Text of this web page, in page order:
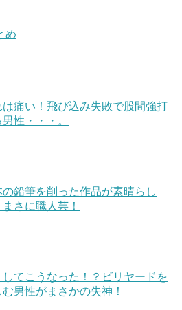
め
は痛い！飛び込み失敗で股間強打
性・・・。
の鉛筆を削った作品が素晴らし
まさに職人芸！
してこうなった！？ビリヤードを
男性がまさかの失神！